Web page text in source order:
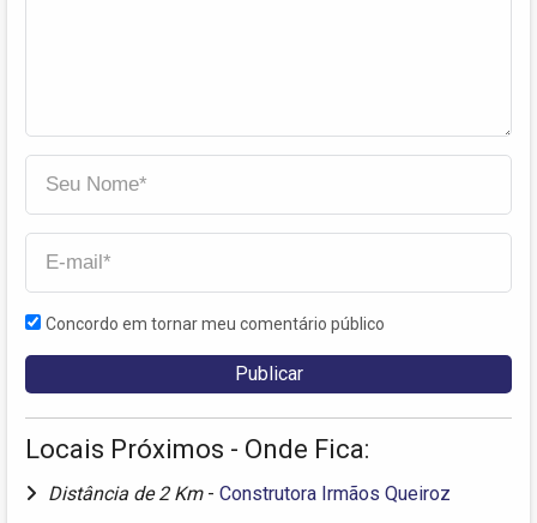
Concordo em tornar meu comentário público
Locais Próximos - Onde Fica:
Distância de 2 Km - Construtora Irmãos Queiroz